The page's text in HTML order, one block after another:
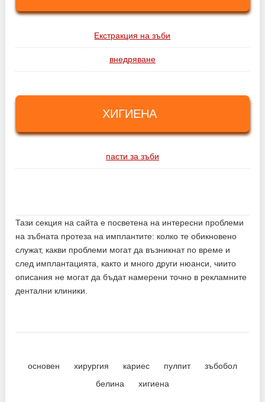
Екстракция на зъби
внедряване
ХИГИЕНА
пасти за зъби
Тази секция на сайта е посветена на интересни проблеми
на зъбната протеза на имплантите: колко те обикновено
служат, какви проблеми могат да възникнат по време и
след имплантацията, както и много други нюанси, чиито
описания не могат да бъдат намерени точно в рекламните
дентални клиники.
основен хирургия кариес пулпит
зъбобол
белина
хигиена